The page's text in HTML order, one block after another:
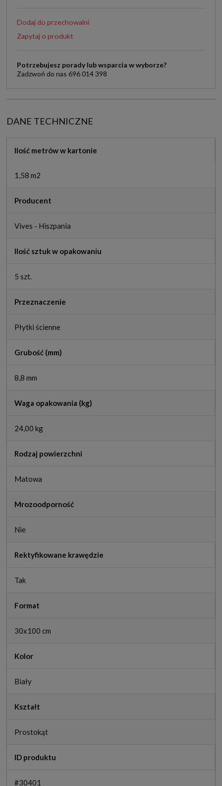
Dodaj do przechowalni
Zapytaj o produkt
Potrzebujesz porady lub wsparcia w wyborze?
Zadzwoń do nas 696 014 398
DANE TECHNICZNE
Ilość metrów w kartonie
1,58 m2
Producent
Vives - Hiszpania
Ilość sztuk w opakowaniu
5 szt.
Przeznaczenie
Płytki ścienne
Grubość (mm)
8,8 mm
Waga opakowania (kg)
24,00 kg
Rodzaj powierzchni
Matowa
Mrozoodporność
Nie
Rektyfikowane krawędzie
Tak
Format
30x100 cm
Kolor
Biały
Kształt
Prostokąt
ID produktu
#30401